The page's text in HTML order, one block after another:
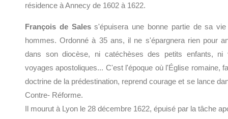
résidence à Annecy de 1602 à 1622.
François de Saless'épuisera une bonne partie de sa
hommes. Ordonné à 35 ans, il ne s'épargnera rien pour
dans son diocèse, ni catéchèses des petits enfants, ni
voyages apostoliques... C'est l'époque où l'Église romaine,
doctrine de la prédestination, reprend courage et se lance
Contre- Réforme.
Il mourut à Lyon le 28 décembre 1622, épuisé par la tâche